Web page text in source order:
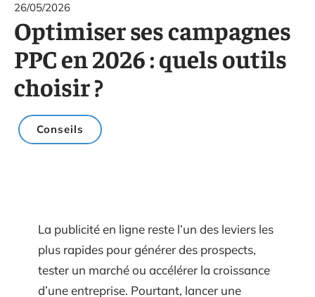
26/05/2026
Optimiser ses campagnes
PPC en 2026 : quels outils
choisir ?
Conseils
La publicité en ligne reste l’un des leviers les
plus rapides pour générer des prospects,
tester un marché ou accélérer la croissance
d’une entreprise. Pourtant, lancer une